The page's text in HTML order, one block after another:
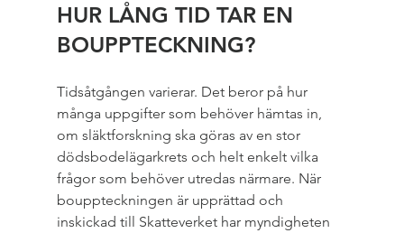
HUR LÅNG TID TAR EN
BOUPPTECKNING?
Tidsåtgången varierar. Det beror på hur
många uppgifter som behöver hämtas in,
om släktforskning ska göras av en stor
dödsbodelägarkrets och helt enkelt vilka
frågor som behöver utredas närmare. När
bouppteckningen är upprättad och
inskickad till Skatteverket har myndigheten